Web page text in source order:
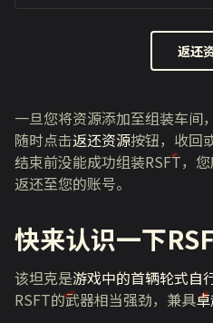
返还
一旦您将资源添加至组装车间
随时点击返还资源按钮，收回
结束前没能成功组装RSFT，
返还至您的账号。
快来认识一下
该坦克是游戏中的首辆轮式自
RSFT的武器相当强劲，兼具